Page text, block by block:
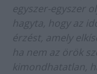
egyszer-egyszer
hagyta, hogy az
érzést, amely
ha nem az örök
kimondhatatlan,